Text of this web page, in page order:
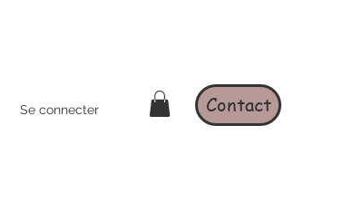
Se connecter Contact